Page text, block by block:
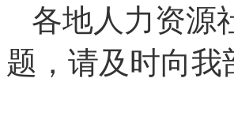
各地人力资源
题，请及时向我